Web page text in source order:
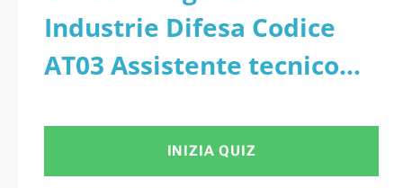
Assistente tecnico
per le lavorazioni pdf
versione 2026
aggiornati
Industrie Difesa Codice
AT03 Assistente tecnico
INIZIA QUIZ